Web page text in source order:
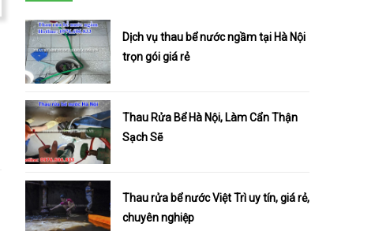
Dịch vụ thau bể nước ngầm tại Hà Nội
trọn gói giá rẻ
Thau Rửa Bể Hà Nội, Làm Cẩn Thận
Sạch Sẽ
Thau rửa bể nước Việt Trì uy tín, giá rẻ,
chuyên nghiệp